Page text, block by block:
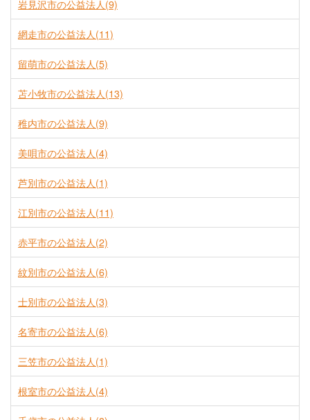
岩見沢市の公益法人(9)
網走市の公益法人(11)
留萌市の公益法人(5)
苫小牧市の公益法人(13)
稚内市の公益法人(9)
美唄市の公益法人(4)
芦別市の公益法人(1)
江別市の公益法人(11)
赤平市の公益法人(2)
紋別市の公益法人(6)
士別市の公益法人(3)
名寄市の公益法人(6)
三笠市の公益法人(1)
根室市の公益法人(4)